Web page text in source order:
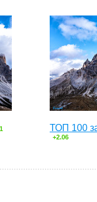
ТОП 100
+2.06